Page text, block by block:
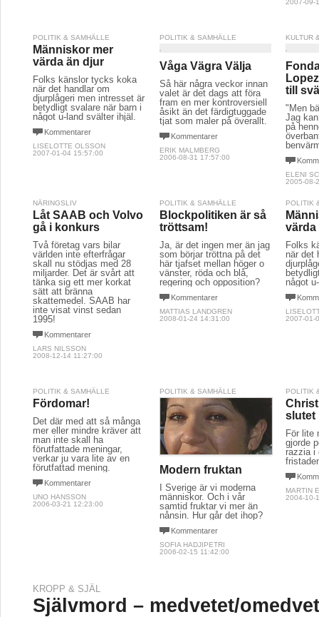
2007-09-
POLITIK & SAMHÄLLE
Människor mer
värda än djur
Folks känslor tycks koka
när det handlar om
djurplågeri men intresset är
betydligt svalare när barn i
något u-land svälter ihjäl.
Kommentarer
LISELOTTE OLSSON
2007-01-04 15:57:00
POLITIK & SAMHÄLLE
Våga Vägra Välja
Så här några veckor innan
valet är det dags att föra
fram en mer kontroversiell
åsikt än det färdigtuggade
tjat som maler på överallt.
Kommentarer
ERIK MALMBERG
2006-08-31 17:57:00
KULTUR
till
"Men
Jag
på
ELENI
2005-08-
NÄRINGSLIV
Låt SAAB och Volvo
gå i konkurs
Två företag vars bilar
världen inte efterfrågar
skall nu stödjas med 28
miljarder. Det är svårt att
tänka sig ett mer korkat
sätt att bränna
skattemedel. SAAB har
inte visat vinst sedan
1995!
Kommentarer
LARS NILSSON
2008-12-14 11:27:00
POLITIK & SAMHÄLLE
Blockpolitiken är så
tröttsam!
Ja, är det ingen mer än jag
som börjar tröttna på det
här tjafset mellan höger o
vänster, röda och blå,
regering och opposition?
Kommentarer
MATTIAS LANDGREN
2008-01-24 14:31:00
POLITIK
värda
Folks
när det
något
2007-01-
POLITIK & SAMHÄLLE
Fördomar!
Det där med att så många
mer eller mindre kräver att
man inte skall ha
förutfattade meningar,
verkar ju vara lite av en
förutfattad mening.
Kommentarer
UNO HANSSON
2006-03-21 12:23:00
POLITIK & SAMHÄLLE
Modern fruktan
I Sverige är vi moderna
människor. Och i vår
samtid fruktar vi mer än
nånsin. Hur går det ihop?
Kommentarer
SOFIA HADJIPETRI
2006-02-15 11:42:00
POLITIK
slutet
För lite
gjorde
razzia i
MARTIN
2004-10-
KROPP & SJÄL
Självmord – medvetet/